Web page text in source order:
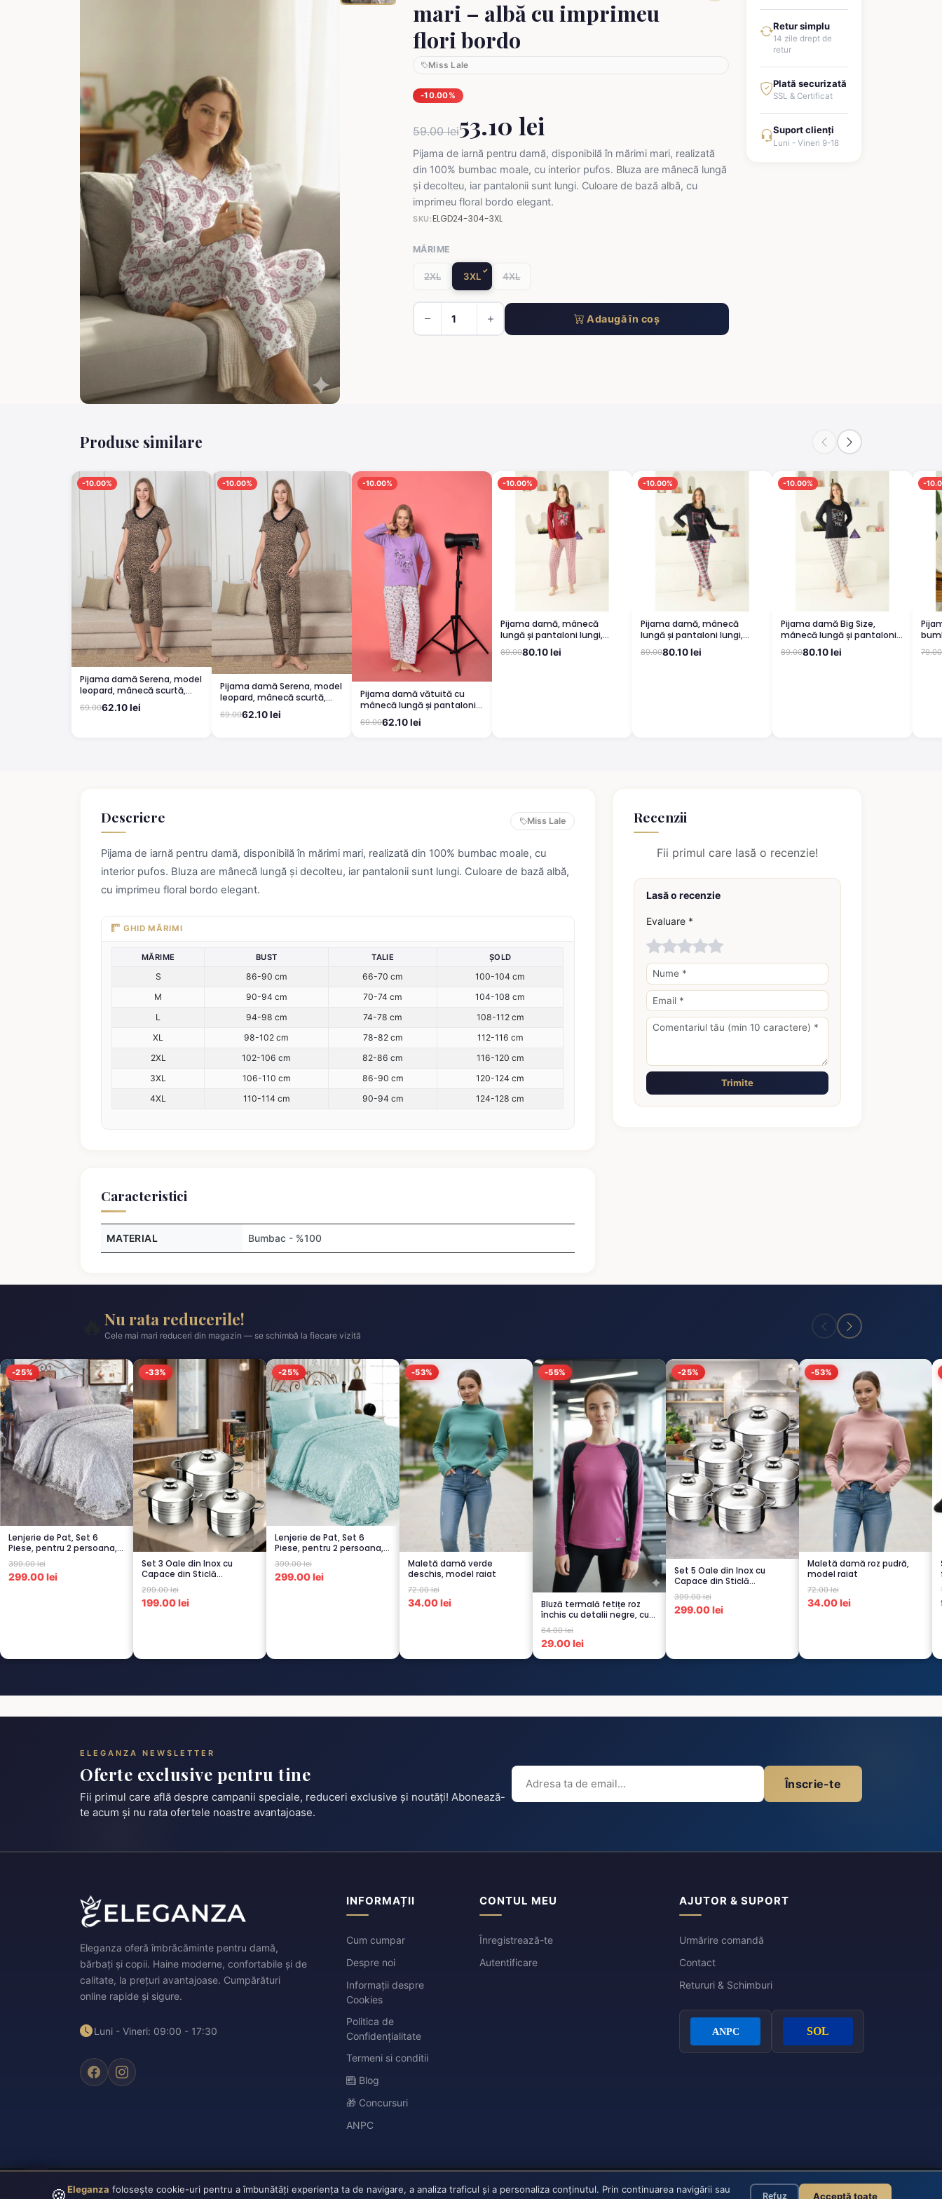
mari – albă cu imprimeu
flori bordo
Miss Lale
-10.00%
59.00 lei53.10 lei
Pijama de iarnă pentru damă, disponibilă în mărimi mari, realizată
din 100% bumbac moale, cu interior pufos. Bluza are mânecă lungă
și decolteu, iar pantalonii sunt lungi. Culoare de bază albă, cu
imprimeu floral bordo elegant.
SKU:ELGD24-304-3XL
MĂRIME
2XL 3XL 4XL
Adaugă în coș
Retur simplu
14 zile drept de
retur
Plată securizată
SSL & Certificat
Suport clienți
Luni - Vineri 9-18
Produse similare
-10.00%
Pijama damă Serena, model
leopard, mânecă scurtă,
pantaloni 3/4
69.0062.10 lei
-10.00%
Pijama damă Serena, model
leopard, mânecă scurtă,
pantaloni lungi
69.0062.10 lei
-10.00%
Pijama damă vătuită cu
mânecă lungă și pantaloni
lungi din bumbac, imprimeu
Cute, Pretty
69.0062.10 lei
-10.00%
Pijama damă, mânecă
lungă și pantaloni lungi,
imprimeu Dreams Come
True, rosu
89.0080.10 lei
-10.00%
Pijama damă, mânecă
lungă și pantaloni lungi,
imprimeu floral, negru
89.0080.10 lei
-10.00%
Pijama damă Big Size,
mânecă lungă și pantaloni
lungi, imprimeu cu Lucky,
negru
89.0080.10 lei
-
79.00
Descriere Miss Lale
Pijama de iarnă pentru damă, disponibilă în mărimi mari, realizată din 100% bumbac moale, cu
interior pufos. Bluza are mânecă lungă și decolteu, iar pantalonii sunt lungi. Culoare de bază albă,
cu imprimeu floral bordo elegant.
GHID MĂRIMI
MĂRIME BUST TALIE ȘOLD
S 86-90 cm 66-70 cm
100-104 cm
M
90-94 cm 70-74 cm
104-108 cm
L
94-98 cm 74-78 cm
108-112 cm
XL
98-102 cm 78-82 cm
112-116 cm
2XL
102-106 cm 82-86 cm
116-120 cm
3XL
106-110 cm 86-90 cm
120-124 cm
4XL
110-114 cm 90-94 cm 124-128 cm
Caracteristici
MATERIAL Bumbac - %100
Recenzii
Fii primul care lasă o recenzie!
Lasă o recenzie
Evaluare *
Trimite
Nu rata reducerile!
Cele mai mari reduceri din magazin — se schimbă la fiecare vizită
-25%
Lenjerie de Pat, Set 6
Piese, pentru 2 persoana,
GRI -1...
399.00 lei
299.00 lei
-33%
Set 3 Oale din Inox cu
Capace din Sticlă
Termorezistent...
299.00 lei
199.00 lei
-25%
Lenjerie de Pat, Set 6
Piese, pentru 2 persoana,
TURCOA...
399.00 lei
299.00 lei
-53%
Maletă damă verde
deschis, model raiat
72.00 lei
34.00 lei
-55%
Bluză termală fetițe roz
închis cu detalii negre, cu
pu...
64.00 lei
29.00 lei
-25%
Set 5 Oale din Inox cu
Capace din Sticlă
Termorezistent...
399.00 lei
299.00 lei
-53%
Maletă damă roz pudră,
model raiat
72.00 lei
34.00 lei
ELEGANZA NEWSLETTER
Oferte exclusive pentru tine
Fii primul care află despre campanii speciale, reduceri exclusive și noutăți! Abonează-
te acum și nu rata ofertele noastre avantajoase.
Înscrie-te
Eleganza oferă îmbrăcăminte pentru damă,
bărbați și copii. Haine moderne, confortabile și de
calitate, la prețuri avantajoase. Cumpărături
online rapide și sigure.
Luni - Vineri: 09:00 - 17:30
INFORMAȚII
Cum cumpar
Despre noi
Informații despre
Cookies
Politica de
Confidențialitate
Termeni si conditii
Blog
🎁 Concursuri
ANPC
CONTUL MEU
Înregistrează-te
Autentificare
AJUTOR & SUPORT
Urmărire comandă
Contact
Retururi & Schimburi
Plata securizată: VISA CASH © 2026 Eleganza - Toate drepturile rezervate
Eleganza folosește cookie-uri pentru a îmbunătăți experiența ta de navigare, a analiza traficul și a personaliza conținutul. Prin continuarea navigării sau
Refuz Acceptă toate